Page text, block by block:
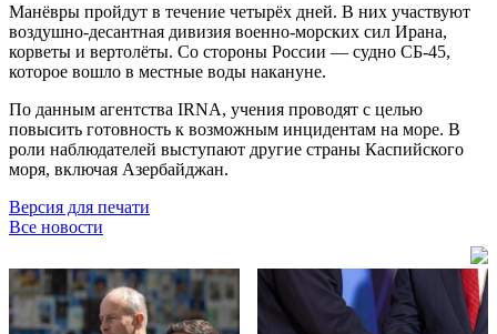
Манёвры пройдут в течение четырёх дней. В них участвуют
воздушно-десантная дивизия военно-морских сил Ирана,
корветы и вертолёты. Со стороны России — судно СБ-45,
которое вошло в местные воды накануне.
По данным агентства IRNA, учения проводят с целью
повысить готовность к возможным инцидентам на море. В
роли наблюдателей выступают другие страны Каспийского
моря, включая Азербайджан.
Версия для печати
Все новости